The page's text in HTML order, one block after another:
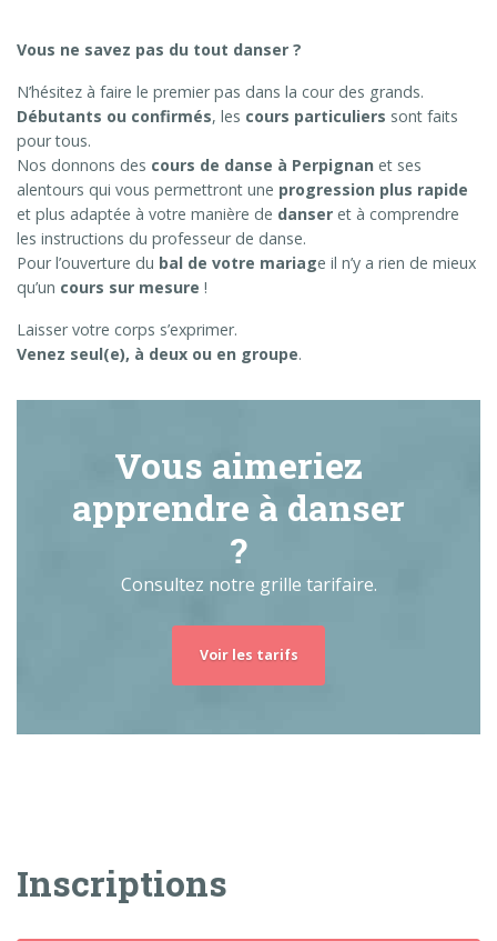
Vous ne savez pas du tout danser ?
N’hésitez à faire le premier pas dans la cour des grands.
Débutants ou confirmés, les cours particuliers sont faits
pour tous.
Nos donnons des cours de danse à Perpignan et ses
alentours qui vous permettront une progression plus rapide
et plus adaptée à votre manière de danser et à comprendre
les instructions du professeur de danse.
Pour l’ouverture du bal de votre mariage il n’y a rien de mieux
qu’un cours sur mesure !
Laisser votre corps s’exprimer.
Venez seul(e), à deux ou en groupe.
Vous aimeriez
apprendre à danser
?
Consultez notre grille tarifaire.
Voir les tarifs
Inscriptions